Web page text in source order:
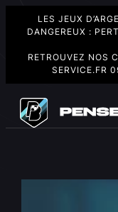
LES JEUX
DANGEREUX :
RETROUVEZ NOS
SERVICE.FR
contenu